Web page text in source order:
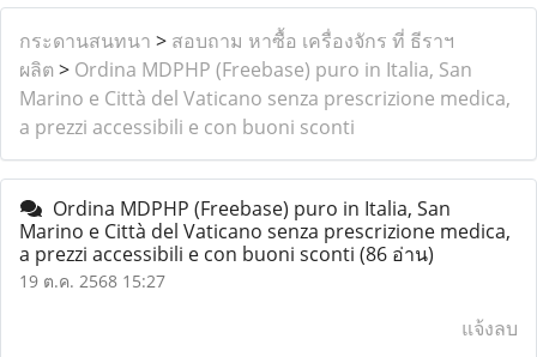
กระดานสนทนา > สอบถาม หาซื้อ เครื่องจักร ที่ ธีราฯ
ผลิต > Ordina MDPHP (Freebase) puro in Italia, San
Marino e Città del Vaticano senza prescrizione medica,
a prezzi accessibili e con buoni sconti
Ordina MDPHP (Freebase) puro in Italia, San
Marino e Città del Vaticano senza prescrizione medica,
a prezzi accessibili e con buoni sconti (86 อ่าน)
19 ต.ค. 2568 15:27
แจ้งลบ